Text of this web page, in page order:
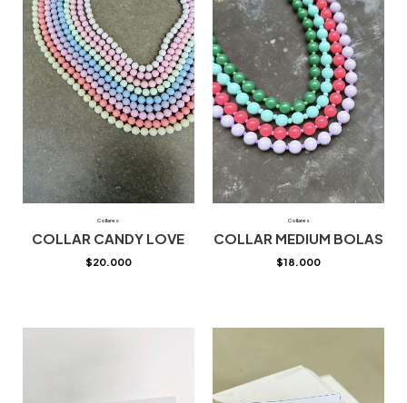
Collares
COLLAR CANDY LOVE
$20.000
Collares
COLLAR MEDIUM BOLAS
$18.000